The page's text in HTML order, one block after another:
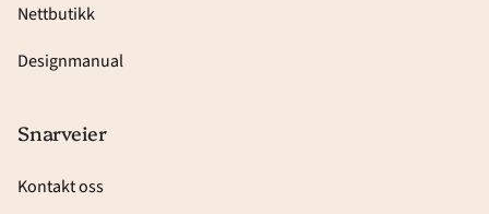
Nettbutikk
Designmanual
Snarveier
Kontakt oss